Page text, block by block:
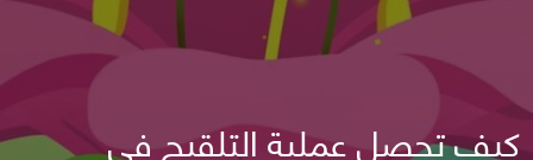
كيف تحصل عملية التلقيح في